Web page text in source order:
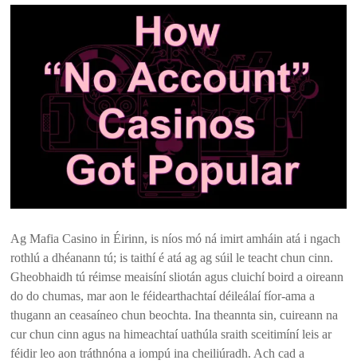
Ag Mafia Casino in Éirinn, is níos mó ná imirt amháin atá i ngach
rothlú a dhéanann tú; is taithí é atá ag ag súil le teacht chun cinn.
Gheobhaidh tú réimse meaisíní sliotán agus cluichí boird a oireann
do do chumas, mar aon le féidearthachtaí déileálaí fíor-ama a
thugann an ceasaíneo chun beochta. Ina theannta sin, cuireann na
cur chun cinn agus na himeachtaí uathúla sraith sceitimíní leis ar
féidir leo aon tráthnóna a iompú ina cheiliúradh. Ach cad a